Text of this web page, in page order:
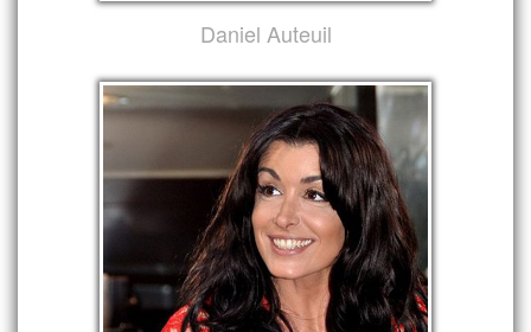
Daniel Auteuil